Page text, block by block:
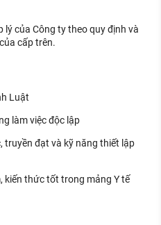
lý của Công ty theo quy định và
cấp trên.
Luật
làm việc độc lập
truyền đạt và kỹ năng thiết lập
kiến thức tốt trong mảng Y tế